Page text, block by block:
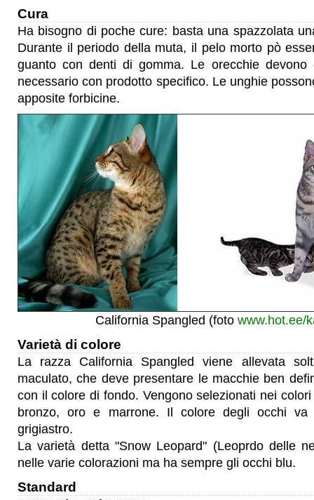
Cura
Ha bisogno di poche cure: basta una spazzolata
Durante il periodo della muta, il pelo morto pò
guanto con denti di gomma. Le orecchie devono
necessario con prodotto specifico. Le unghie
apposite forbicine.
California Spangled (foto www.hot.ee/
Varietà di colore
La razza California Spangled viene allevata
maculato, che deve presentare le macchie ben
con il colore di fondo. Vengono selezionati nei
bronzo, oro e marrone. Il colore degli occhi
grigiastro.
La varietà detta "Snow Leopard" (Leoprdo delle
nelle varie colorazioni ma ha sempre gli occhi blu.
Standard